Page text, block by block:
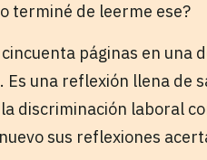
terminé de leerme ese?
páginas en una
una reflexión llena de
discriminación laboral
sus reflexiones